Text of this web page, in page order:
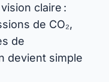
claire :
de CO₂,
de
devient simple